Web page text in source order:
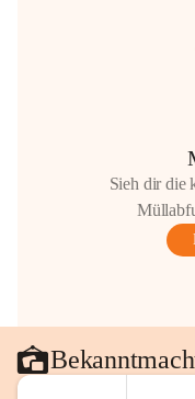
Sieh dir die